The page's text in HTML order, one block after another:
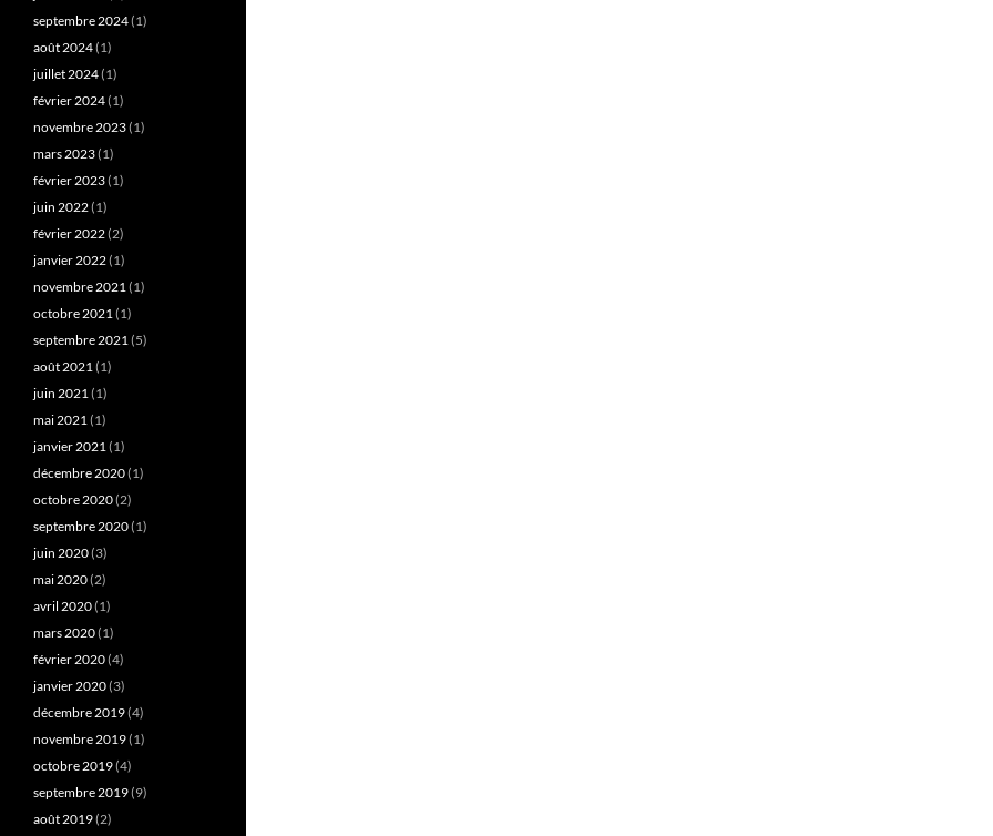
septembre 2024(1)
août 2024(1)
juillet 2024(1)
février 2024(1)
novembre 2023(1)
mars 2023(1)
février 2023(1)
juin 2022(1)
février 2022(2)
janvier 2022(1)
novembre 2021(1)
octobre 2021(1)
septembre 2021(5)
août 2021(1)
juin 2021(1)
mai 2021(1)
janvier 2021(1)
décembre 2020(1)
octobre 2020(2)
septembre 2020(1)
juin 2020(3)
mai 2020(2)
avril 2020(1)
mars 2020(1)
février 2020(4)
janvier 2020(3)
décembre 2019(4)
novembre 2019(1)
octobre 2019(4)
septembre 2019(9)
août 2019(2)